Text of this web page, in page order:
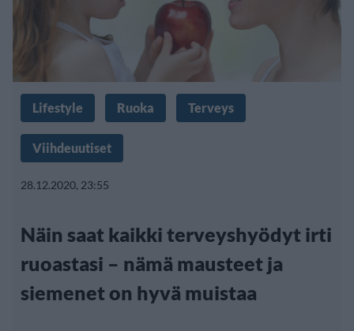
Lifestyle Ruoka Terveys
Viihdeuutiset
28.12.2020, 23:55
Näin saat kaikki terveyshyödyt irti
ruoastasi – nämä mausteet ja
siemenet on hyvä muistaa